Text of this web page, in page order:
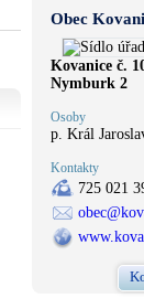
Obec
Kovanice č.
Nymburk 2
Osoby
p. Král
Kontakty
725 021